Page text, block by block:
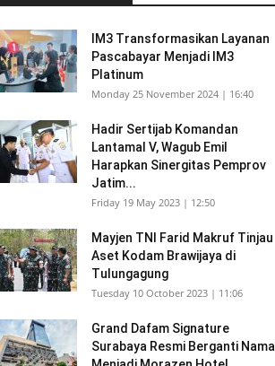
IM3 Transformasikan Layanan
Pascabayar Menjadi IM3
Platinum
Monday 25 November 2024 | 16:40
Hadir Sertijab Komandan
Lantamal V, Wagub Emil
Harapkan Sinergitas Pemprov
Jatim...
Friday 19 May 2023 | 12:50
Mayjen TNI Farid Makruf Tinjau
Aset Kodam Brawijaya di
Tulungagung
Tuesday 10 October 2023 | 11:06
Grand Dafam Signature
Surabaya Resmi Berganti Nama